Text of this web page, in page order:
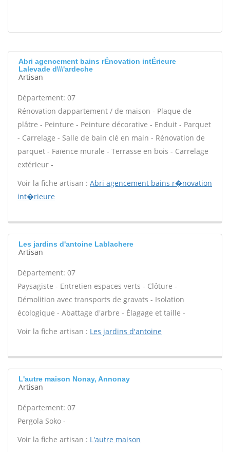
Abri agencement bains rÉnovation intÉrieure
Lalevade d\\\'ardeche
Artisan
Département: 07
Rénovation dappartement / de maison - Plaque de
plâtre - Peinture - Peinture décorative - Enduit - Parquet
- Carrelage - Salle de bain clé en main - Rénovation de
parquet - Faïence murale - Terrasse en bois - Carrelage
extérieur -
Voir la fiche artisan : Abri agencement bains r�novation
int�rieure
Les jardins d'antoine Lablachere
Artisan
Département: 07
Paysagiste - Entretien espaces verts - Clôture -
Démolition avec transports de gravats - Isolation
écologique - Abattage d'arbre - Élagage et taille -
Voir la fiche artisan : Les jardins d'antoine
L'autre maison Nonay, Annonay
Artisan
Département: 07
Pergola Soko -
Voir la fiche artisan : L'autre maison